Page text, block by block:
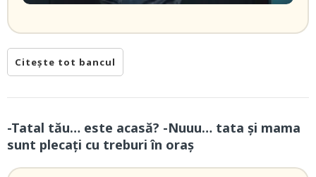
Citește tot bancul
-Tatal tău… este acasă? -Nuuu… tata și mama
sunt plecați cu treburi în oraș